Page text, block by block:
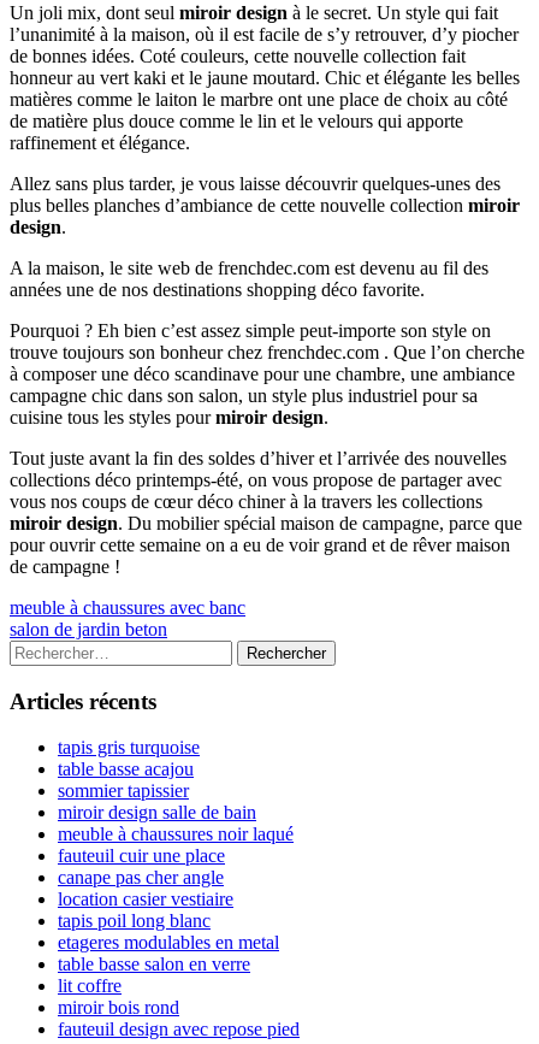
Un joli mix, dont seul miroir design à le secret. Un style qui fait
l’unanimité à la maison, où il est facile de s’y retrouver, d’y piocher
de bonnes idées. Coté couleurs, cette nouvelle collection fait
honneur au vert kaki et le jaune moutard. Chic et élégante les belles
matières comme le laiton le marbre ont une place de choix au côté
de matière plus douce comme le lin et le velours qui apporte
raffinement et élégance.
Allez sans plus tarder, je vous laisse découvrir quelques-unes des
plus belles planches d’ambiance de cette nouvelle collection miroir
design.
A la maison, le site web de frenchdec.com est devenu au fil des
années une de nos destinations shopping déco favorite.
Pourquoi ? Eh bien c’est assez simple peut-importe son style on
trouve toujours son bonheur chez frenchdec.com . Que l’on cherche
à composer une déco scandinave pour une chambre, une ambiance
campagne chic dans son salon, un style plus industriel pour sa
cuisine tous les styles pourmiroir design.
Tout juste avant la fin des soldes d’hiver et l’arrivée des nouvelles
collections déco printemps-été, on vous propose de partager avec
vous nos coups de cœur déco chiner à la travers les collections
miroir design. Du mobilier spécial maison de campagne, parce que
pour ouvrir cette semaine on a eu de voir grand et de rêver maison
de campagne !
Navigation
de
l’article
Previous
article:
meuble à chaussures avec banc
Next
article:
salon de jardin beton
Colonne
latérale
principale
Rechercher :
Articles récents
tapis gris turquoise
table basse acajou
sommier tapissier
miroir design salle de bain
meuble à chaussures noir laqué
fauteuil cuir une place
canape pas cher angle
location casier vestiaire
tapis poil long blanc
etageres modulables en metal
table basse salon en verre
lit coffre
miroir bois rond
fauteuil design avec repose pied